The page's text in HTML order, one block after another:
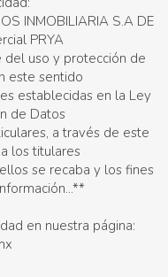
INMOBILIARIA S.A DE
PRYA
del uso y protección de
este sentido
establecidas en la Ley
de Datos
a través de este
los titulares
se recaba y los fines
en nuestra página: